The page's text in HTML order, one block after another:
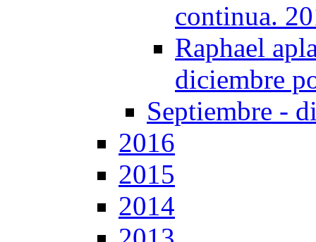
continua.
Raphael
diciembre
Septiembre -
2016
2015
2014